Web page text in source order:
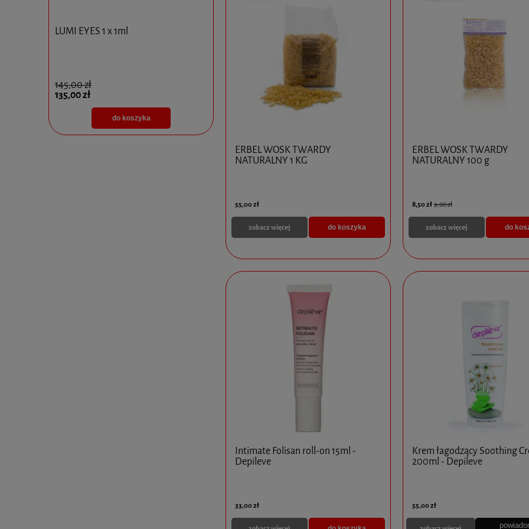
LUMI EYES 1 x 1ml
145,00 zł
135,00 zł
do koszyka
DERMAHEAL EYE BAG SOLUTION 1 x
RADIESSE 1 x 1,5 ml
ERBEL WOSK TWARDY
NATURALNY 1 KG
55,00 zł
do koszyka
zobacz więcej
ERBEL WOSK TWARDY
NATURALNY 100 g
8,50 zł 9,00 zł
do
zobacz więcej
Intimate Folisan roll-on 15ml -
Depileve
33,00 zł
Krem łagodzący Soothing
200ml - Depileve
55,00 zł